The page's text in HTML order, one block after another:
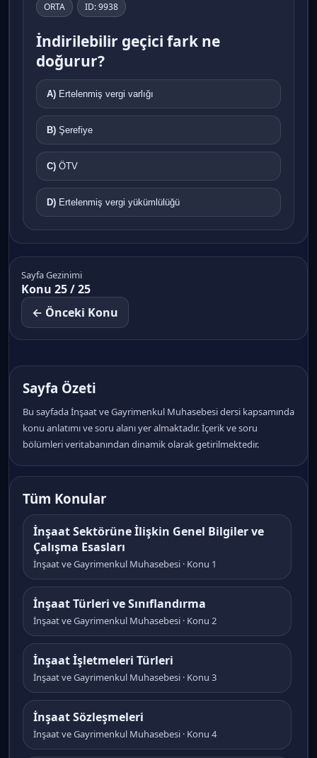
ORTA ID: 9938
İndirilebilir geçici fark ne
doğurur?
A) Ertelenmiş vergi varlığı
B) Şerefiye
C) ÖTV
D) Ertelenmiş vergi yükümlülüğü
Sayfa Gezinimi
Konu 25 / 25
← Önceki Konu
Sayfa Özeti
Bu sayfada İnşaat ve Gayrimenkul Muhasebesi dersi kapsamında
konu anlatımı ve soru alanı yer almaktadır. İçerik ve soru
bölümleri veritabanından dinamik olarak getirilmektedir.
Tüm Konular
İnşaat Sektörüne İlişkin Genel Bilgiler ve
Çalışma Esasları
İnşaat ve Gayrimenkul Muhasebesi · Konu 1
İnşaat Türleri ve Sınıflandırma
İnşaat ve Gayrimenkul Muhasebesi · Konu 2
İnşaat İşletmeleri Türleri
İnşaat ve Gayrimenkul Muhasebesi · Konu 3
İnşaat Sözleşmeleri
İnşaat ve Gayrimenkul Muhasebesi · Konu 4